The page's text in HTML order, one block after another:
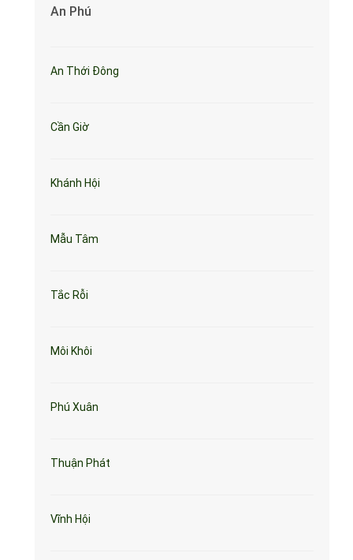
An Phú
An Thới Đông
Cần Giờ
Khánh Hội
Mẫu Tâm
Tắc Rỗi
Môi Khôi
Phú Xuân
Thuận Phát
Vĩnh Hội